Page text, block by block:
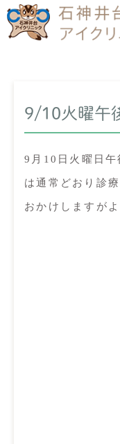
9/10火曜午
9月10日火曜日午
は通常どおり診
おかけしますが